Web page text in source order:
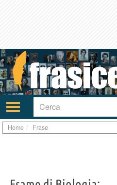
Attiva/disattiva
navigazione
Home Frase